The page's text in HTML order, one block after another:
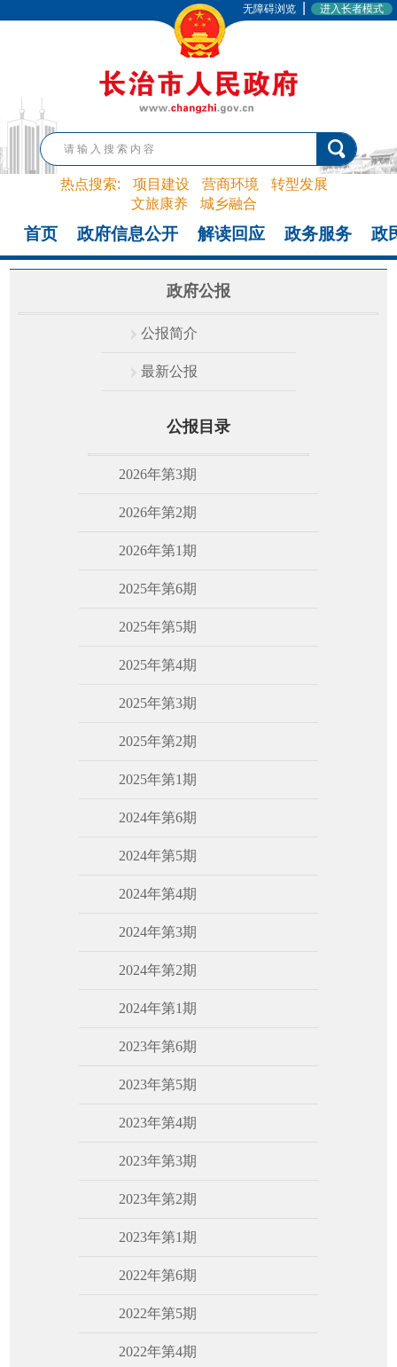
无障碍浏览 进入长者模式
热点搜索: 项目建设 营商环境
转型发展
文旅康养
城乡融合
首页 政府信息公开 解读回应 政务服务 政
政府公报
公报简介
最新公报
公报目录
2026年第3期
2026年第2期
2026年第1期
2025年第6期
2025年第5期
2025年第4期
2025年第3期
2025年第2期
2025年第1期
2024年第6期
2024年第5期
2024年第4期
2024年第3期
2024年第2期
2024年第1期
2023年第6期
2023年第5期
2023年第4期
2023年第3期
2023年第2期
2023年第1期
2022年第6期
2022年第5期
2022年第4期